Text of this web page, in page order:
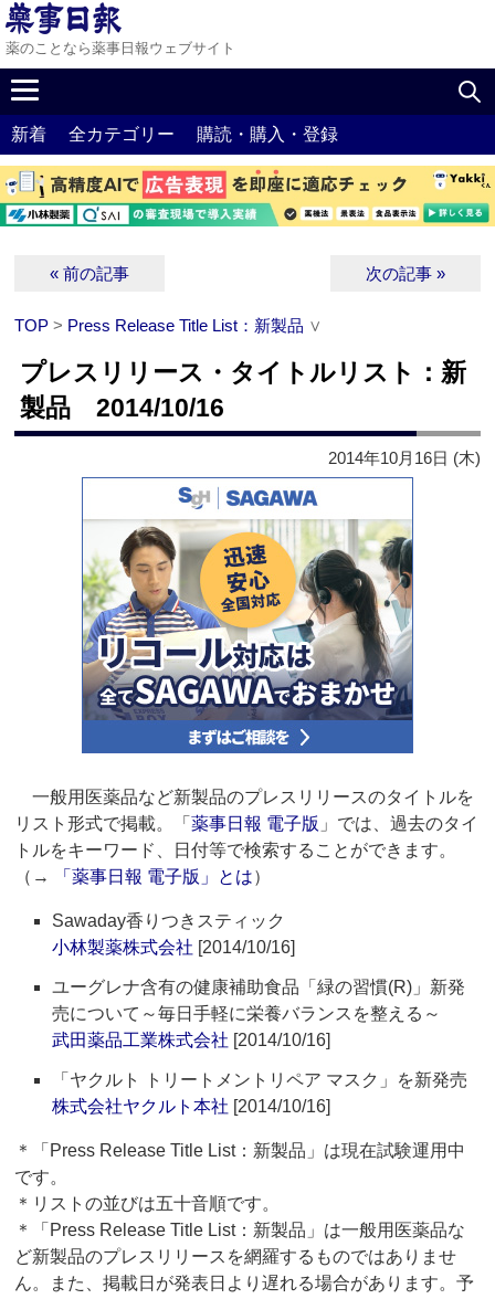
薬のことなら薬事日報ウェブサイト
新着 全カテゴリー 購読・購入・登録
« 前の記事 次の記事 »
TOP > Press Release Title List：新製品 ∨
プレスリリース・タイトルリスト：新
製品 2014/10/16
2014年10月16日 (木)
一般用医薬品など新製品のプレスリリースのタイトルを
リスト形式で掲載。「薬事日報 電子版 」では、過去のタイ
トルをキーワード、日付等で検索することができます。
（→
「薬事日報 電子版」とは）
Sawaday香りつきスティック
小林製薬株式会社 [2014/10/16]
ユーグレナ含有の健康補助食品「緑の習慣(R)」新発
売について～毎日手軽に栄養バランスを整える～
武田薬品工業株式会社 [2014/10/16]
「ヤクルト トリートメントリペア マスク」を新発売
株式会社ヤクルト本社 [2014/10/16]
＊「Press Release Title List：新製品」は現在試験運用中
です。
＊リストの並びは五十音順です。
＊「Press Release Title List：新製品」は一般用医薬品な
ど新製品のプレスリリースを網羅するものではありませ
ん。また、掲載日が発表日より遅れる場合があります。予